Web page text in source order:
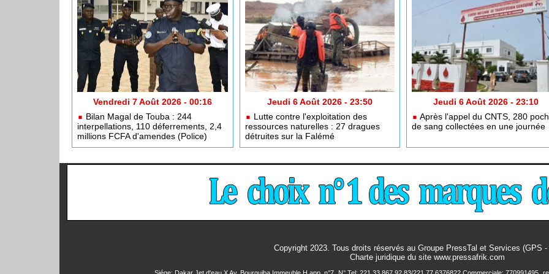
Vendredi 7 Août 2026 - 00:16
Bilan Magal de Touba : 244
interpellations, 110 déferrements, 2,4
millions FCFA d'amendes (Police)
Jeudi 6 Août 2026 - 23:50
Lutte contre l'exploitation des
ressources naturelles : 27 dragues
détruites sur la Falémé
Jeudi 6 Août 2026 - 23:10
Après l'appel du CNTS, 280
de sang collectées en une journée
Copyright 2023. Tous droits réservés au Groupe PressTal et Services (GPS -
Charte juridiquedu site www.pressafrik.com